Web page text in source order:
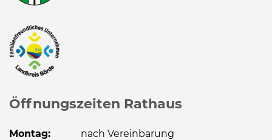
Öffnungszeiten Rathaus
Montag:
nach Vereinbarung